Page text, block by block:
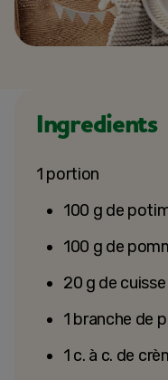
Ingredients
1 portion
100 g de
100 g de
20 g de
1 branche de
1 c. à c. de